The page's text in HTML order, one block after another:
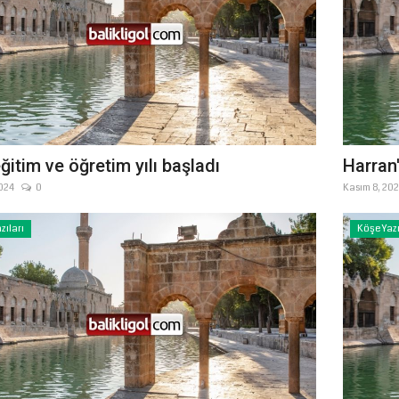
ve öğretim yılı başladı
0 Kasım 8,
Köşe